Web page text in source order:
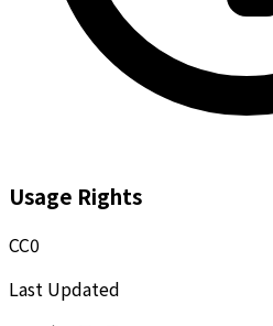
Usage Rights
CC0
Last Updated